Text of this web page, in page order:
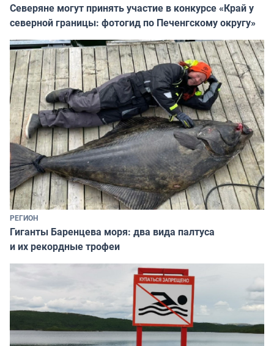
Северяне могут принять участие в конкурсе «Край у
северной границы: фотогид по Печенгскому округу»
РЕГИОН
Гиганты Баренцева моря: два вида палтуса
и их рекордные трофеи